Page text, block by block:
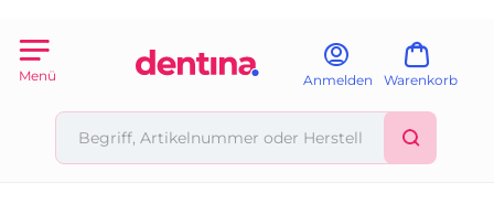
Menü Anmelden Warenkorb